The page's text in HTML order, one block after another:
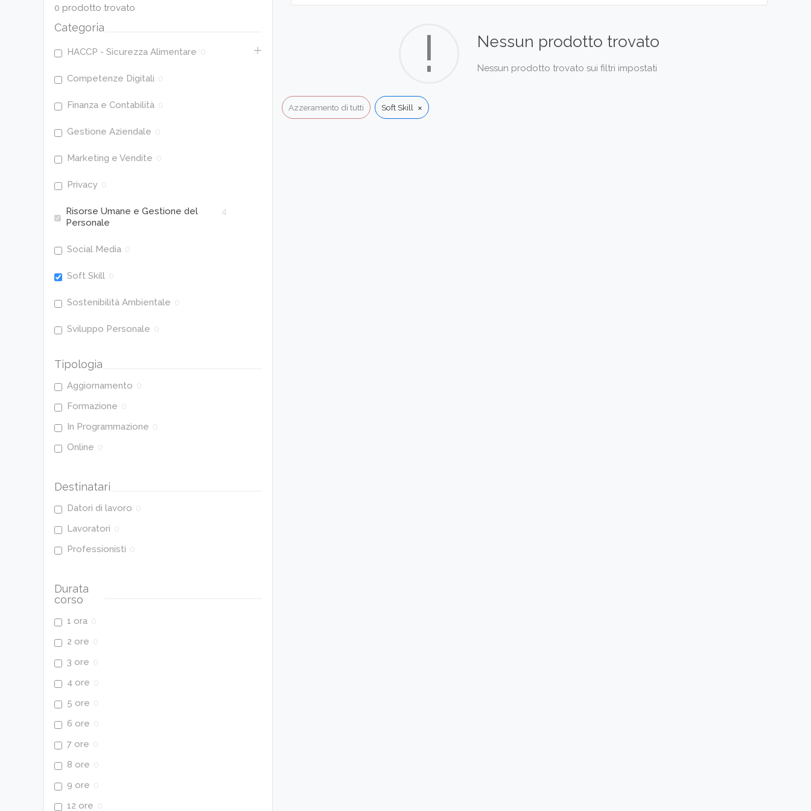
! Nessun prodotto trovato
Nessun prodotto trovato sui filtri impostati
Azzeramento di tutti Soft Skill ×
0 prodotto trovato
Categoria
HACCP - Sicurezza Alimentare 0
Competenze Digitali 0
Finanza e Contabilità 0
Gestione Aziendale 0
Marketing e Vendite 0
Privacy 0
Risorse Umane e Gestione del
Personale
4
Social Media 0
Soft Skill 0
Sostenibilità Ambientale 0
Sviluppo Personale 0
Tipologia
Aggiornamento 0
Formazione 0
In Programmazione 0
Online 0
Destinatari
Datori di lavoro 0
Lavoratori 0
Professionisti 0
Durata
corso
1 ora 0
2 ore 0
3 ore 0
4 ore 0
5 ore 0
6 ore 0
7 ore 0
8 ore 0
9 ore 0
12 ore 0